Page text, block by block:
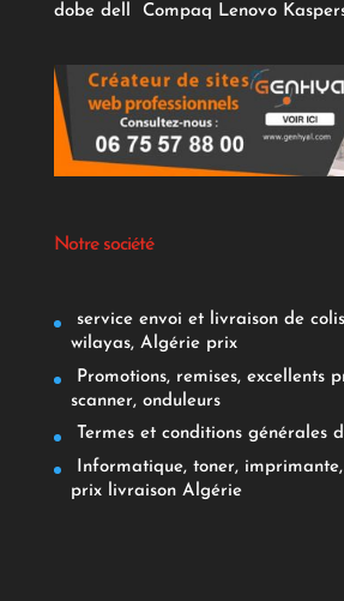
dobe dell Compaq Lenovo
Notre société
service envoi et livraison de
wilayas, Algérie prix
Promotions, remises, excellents
scanner, onduleurs
Termes et conditions générales
Informatique, toner,
prix livraison Algérie